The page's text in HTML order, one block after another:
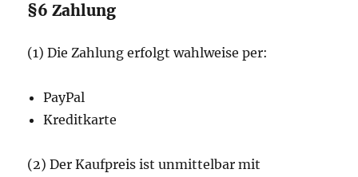
§6 Zahlung
(1) Die Zahlung erfolgt wahlweise per:
PayPal
Kreditkarte
(2) Der Kaufpreis ist unmittelbar mit